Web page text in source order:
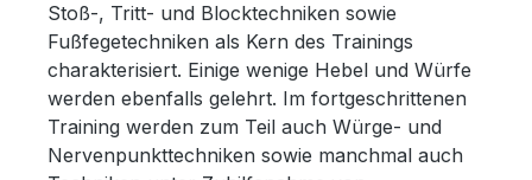
Stoß-, Tritt- und Blocktechniken sowie
Fußfegetechniken als Kern des Trainings
charakterisiert. Einige wenige Hebel und Würfe
werden ebenfalls gelehrt. Im fortgeschrittenen
Training werden zum Teil auch Würge- und
Nervenpunkttechniken sowie manchmal auch